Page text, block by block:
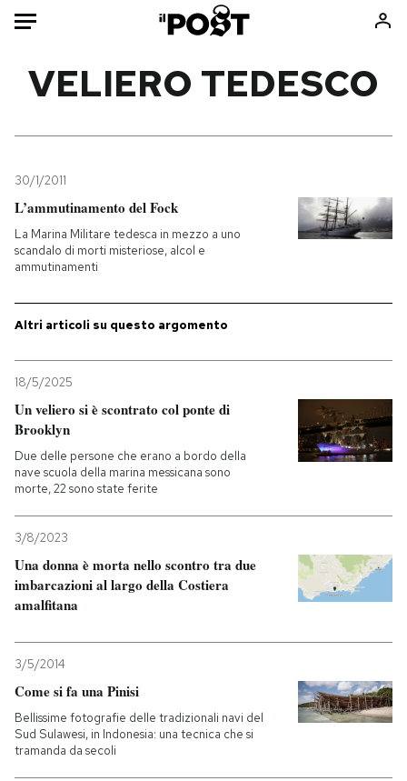
Mondo
Politica
Tecnologia
Internet
Sport
Consumismi
Storie/Idee
Mondiali calcio 2026
I MIEI PREFERITI
CALENDARIO
AREA PERSONALE
VELIERO TEDESCO
30/1/2011
L’ammutinamento del Fock
La Marina Militare tedesca in mezzo a uno
scandalo di morti misteriose, alcol e
ammutinamenti
Altri articoli su questo argomento
18/5/2025
Un veliero si è scontrato col ponte di
Brooklyn
Due delle persone che erano a bordo della
nave scuola della marina messicana sono
morte, 22 sono state ferite
3/8/2023
Una donna è morta nello scontro tra due
imbarcazioni al largo della Costiera
amalfitana
3/5/2014
Come si fa una Pinisi
Bellissime fotografie delle tradizionali navi del
Sud Sulawesi, in Indonesia: una tecnica che si
tramanda da secoli